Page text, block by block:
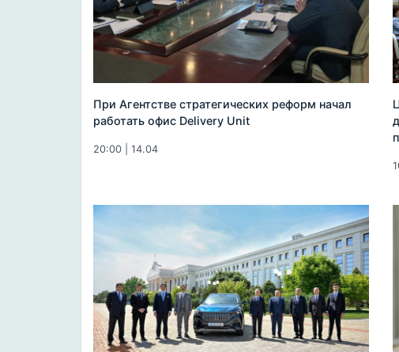
При Агентстве стратегических реформ начал
работать офис Delivery Unit
20:00 | 14.04